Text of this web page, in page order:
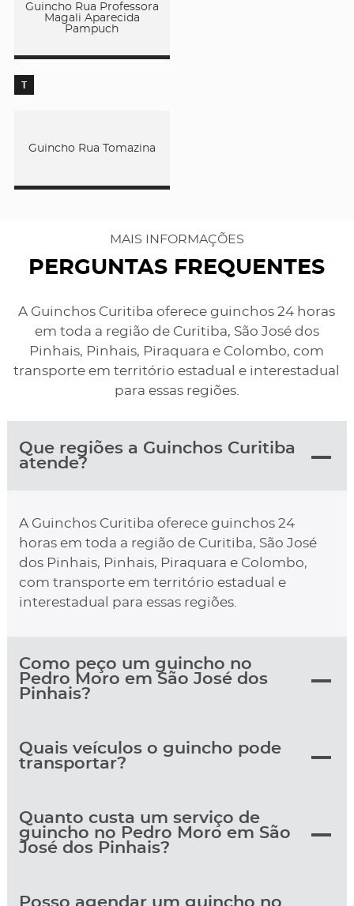
Guincho Rua Professora
Magali Aparecida
Pampuch
T
Guincho Rua Tomazina
MAIS INFORMAÇÕES
PERGUNTAS FREQUENTES
A Guinchos Curitiba oferece guinchos 24 horas
em toda a região de Curitiba, São José dos
Pinhais, Pinhais, Piraquara e Colombo, com
transporte em território estadual e interestadual
para essas regiões.
Que regiões a Guinchos Curitiba
atende?
A Guinchos Curitiba oferece guinchos 24
horas em toda a região de Curitiba, São José
dos Pinhais, Pinhais, Piraquara e Colombo,
com transporte em território estadual e
interestadual para essas regiões.
Como peço um guincho no
Pedro Moro em São José dos
Pinhais?
Quais veículos o guincho pode
transportar?
Quanto custa um serviço de
guincho no Pedro Moro em São
José dos Pinhais?
Posso agendar um guincho no